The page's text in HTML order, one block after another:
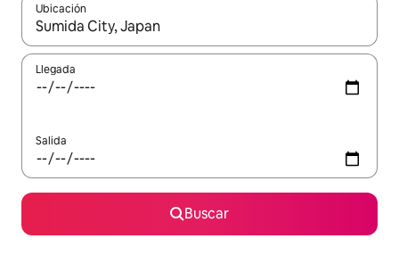
Ubicación
Cuando los resultados estén disponibles, navega con las
Llegada
Salida
Buscar